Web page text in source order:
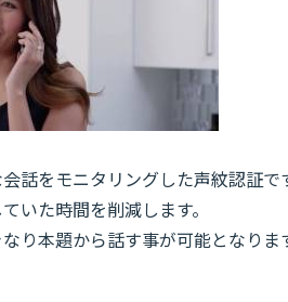
話をモニタリングした声紋認証で
いた時間を削減します。
り本題から話す事が可能となりま